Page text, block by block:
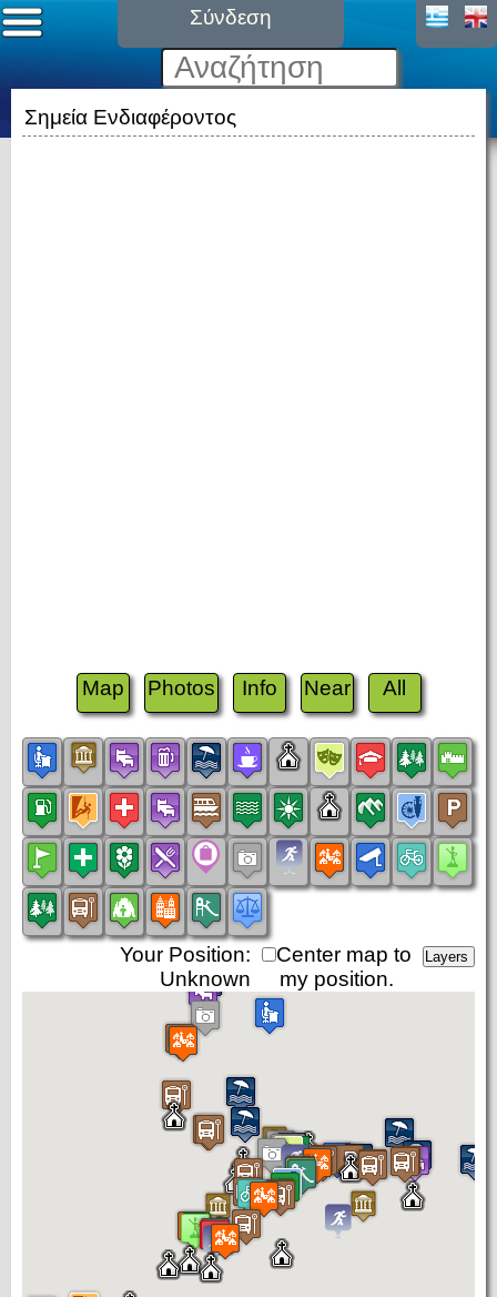
Σύνδεση
Σημεία Ενδιαφέροντος
Map Photos Info Near All
Center map to
my position.
Your Position:
Unknown